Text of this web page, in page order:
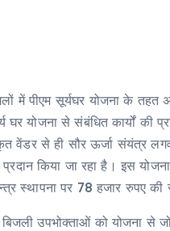
जिलों में पीएम सूर्यघर योजना के
से संबंधित कार्यों की
वेंडर से ही सौर ऊर्जा संयंत्र
प्रदान किया जा रहा है। इस
पर 78 हजार रुपए की
उपभोक्ताओं को योजना से